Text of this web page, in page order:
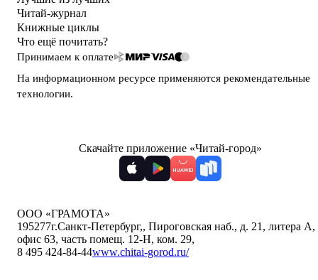
Читай-журнал
Книжные циклы
Что ещё почитать?
Принимаем к оплате
На информационном ресурсе применяются рекомендательные
технологии.
Скачайте приложение «Читай-город»
ООО «ГРАМОТА»
195277г.Санкт-Петербург,, Пироговская наб., д. 21, литера А,
офис 63, часть помещ. 12-Н, ком. 29,
8 495 424-84-44www.chitai-gorod.ru/